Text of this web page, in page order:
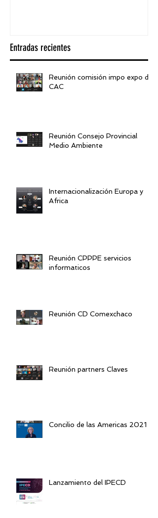
Entradas recientes
Reunión comisión impo expo de
CAC
Reunión Consejo Provincial
Medio Ambiente
Internacionalización Europa y
Africa
Reunión CPPPE servicios
informaticos
Reunión CD Comexchaco
Reunión partners Claves
Concilio de las Americas 2021
Lanzamiento del IPECD